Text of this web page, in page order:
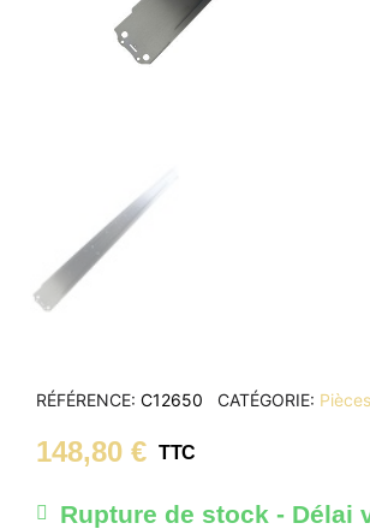
RÉFÉRENCE C12650 CATÉGORIE
148,80 € TTC
Rupture de stock - Délai